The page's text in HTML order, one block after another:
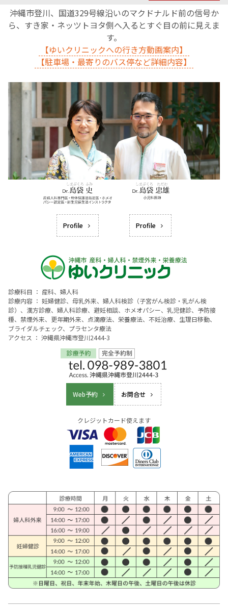
沖縄市登川、国道329号線沿いのマクドナルド前の信号か
ら、すき家・ネッツトヨタ側へ入るとすぐ目の前に見えま
す。
【ゆいクリニックへの行き方動画案内】
【駐車場・最寄りのバス停など詳細内容】
Profile Profile
診療科目 ： 産科、婦人科
診療内容 ： 妊婦健診、母乳外来、婦人科検診（子宮がん検診・乳がん検
診）、漢方診療、婦人科診療、避妊相談、ホメオパシー、乳児健診、予防接
種、禁煙外来、更年期外来、点滴療法、栄養療法、不妊治療、生理日移動、
ブライダルチェック、プラセンタ療法
アクセス ： 沖縄県沖縄市登川2444-3
Web予約 お問合せ
クレジットカード使えます